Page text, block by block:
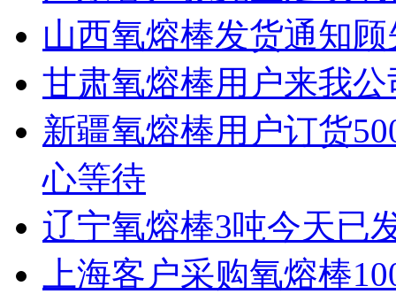
山西氧熔棒发货通知
甘肃氧熔棒用户来我
新疆氧熔棒用户订货
心等待
辽宁氧熔棒3吨今天已
上海客户采购氧熔棒